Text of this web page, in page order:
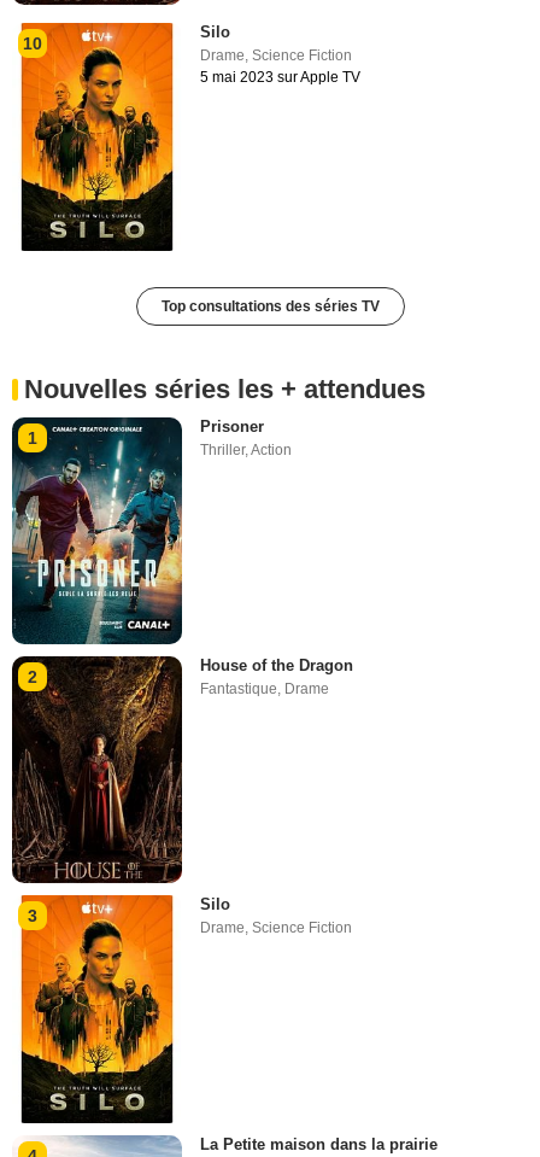
10
Silo
Drame,Science Fiction
5 mai 2023 sur Apple TV
Top consultations des séries TV
Nouvelles séries les + attendues
1
Prisoner
Thriller,Action
2
House of the Dragon
Fantastique, Drame
3
Silo
Drame,Science Fiction
La Petite maison dans la prairie